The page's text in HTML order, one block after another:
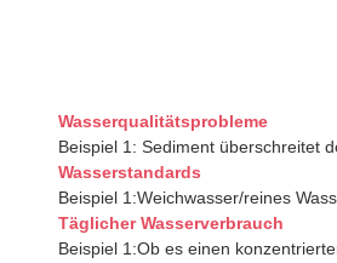
Wasserqualitätsprobleme
Beispiel 1: Sediment überschreitet
Wasserstandards
Beispiel 1:Weichwasser/reines
Täglicher Wasserverbrauch
Beispiel 1:Ob es einen